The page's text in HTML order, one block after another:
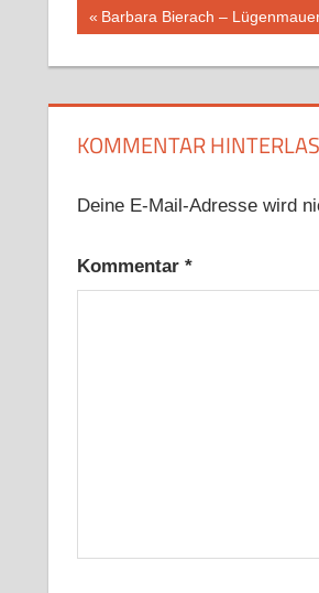
Vorheriger
Barbara Bierach –
KOMMENTAR
Deine E-Mail-Adresse wird
Kommentar *